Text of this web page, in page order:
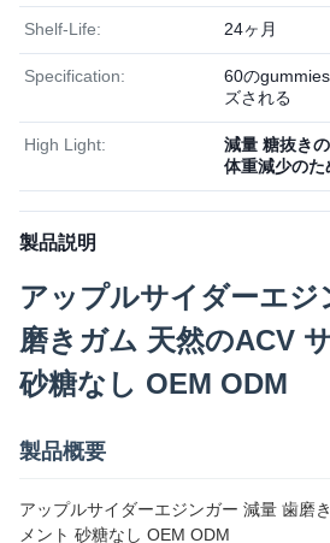
Shelf-Life: 24ヶ月
Specification:
60の
ズされる
High Light: 減量 糖抜き
体重減少の
製品説明
アップルサイダーエジ
磨きガム 天然のACV
砂糖なし OEM ODM
製品概要
アップルサイダーエジンガー 減量 歯磨
メント 砂糖なし OEM ODM